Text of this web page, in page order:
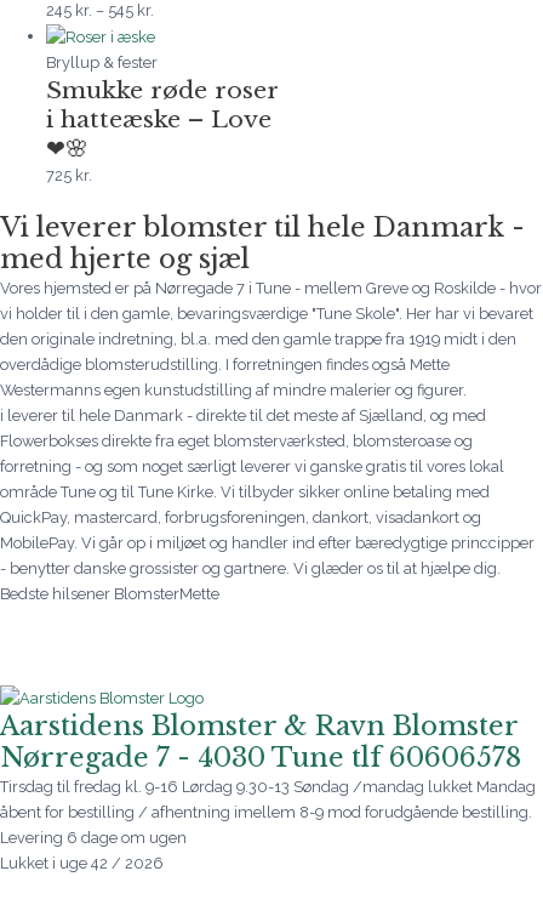
245 kr. – 545 kr.
Bryllup & fester
Smukke røde roser
i hatteæske – Love
❤🌸
725 kr.
Vi leverer blomster til hele Danmark -
med hjerte og sjæl
Vores hjemsted er på Nørregade 7 i Tune - mellem Greve og Roskilde - hvor
vi holder til i den gamle, bevaringsværdige "Tune Skole". Her har vi bevaret
den originale indretning, bl.a. med den gamle trappe fra 1919 midt i den
overdådige blomsterudstilling. I forretningen findes også Mette
Westermanns egen kunstudstilling af mindre malerier og figurer.
i leverer til hele Danmark - direkte til det meste af Sjælland, og med
Flowerbokses direkte fra eget blomsterværksted, blomsteroase og
forretning - og som noget særligt leverer vi ganske gratis til vores lokal
område Tune og til Tune Kirke. Vi tilbyder sikker online betaling med
QuickPay, mastercard, forbrugsforeningen, dankort, visadankort og
MobilePay. Vi går op i miljøet og handler ind efter bæredygtige princcipper
- benytter danske grossister og gartnere. Vi glæder os til at hjælpe dig.
Bedste hilsener BlomsterMette
Aarstidens Blomster & Ravn Blomster
Nørregade 7 - 4030 Tune tlf 60606578
Tirsdag til fredag kl. 9-16 Lørdag 9.30-13 Søndag /mandag lukket Mandag
åbent for bestilling / afhentning imellem 8-9 mod forudgående bestilling.
Levering 6 dage om ugen
Lukket i uge 42 / 2026